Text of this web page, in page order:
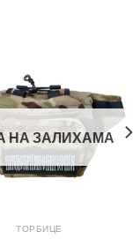
НА ЗАЛИХАМА
ТОРБИЦЕ